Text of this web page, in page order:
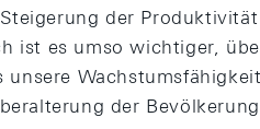
der
ist es umso wichtiger,
unsere
der